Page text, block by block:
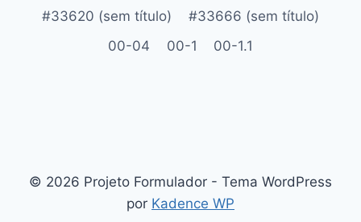
#33620 (sem título)
#33666 (sem título)
00-04
00-1 00-1.1
© 2026 Projeto Formulador - Tema WordPress
por Kadence WP